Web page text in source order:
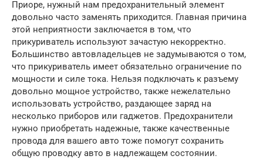
Приоре, нужный нам предохранительный элемент
довольно часто заменять приходится. Главная причина
этой неприятности заключается в том, что
прикуриватель используют зачастую некорректно.
Большинство автовладельцев не задумываются о том,
что прикуриватель имеет обязательно ограничение по
мощности и силе тока. Нельзя подключать к разъему
довольно мощное устройство, также нежелательно
использовать устройство, раздающее заряд на
несколько приборов или гаджетов. Предохранители
нужно приобретать надежные, также качественные
провода для вашего авто тоже помогут сохранить
общую проводку авто в надлежащем состоянии.